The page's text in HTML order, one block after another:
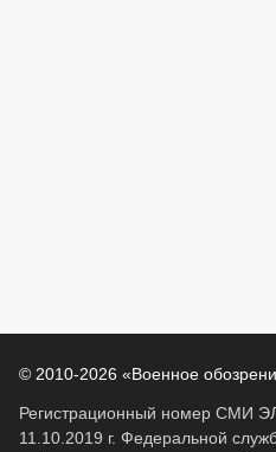
© 2010-2026 «Военное
Регистрационный номер СМИ
11.10.2019 г. Федеральной